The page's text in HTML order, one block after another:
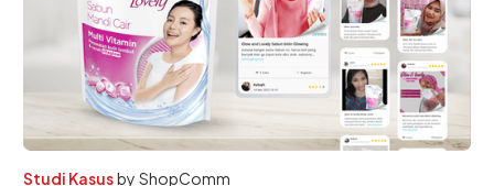
Studi Kasusby ShopComm